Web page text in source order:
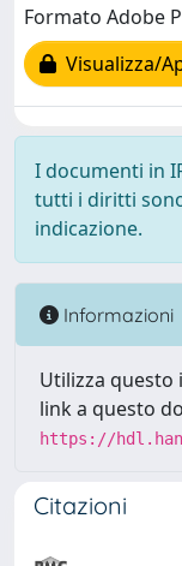
Formato Adobe
Visualizza/
I documenti in
tutti i diritti
indicazione.
Informazioni
Utilizza
link a questo
https://
Citazioni